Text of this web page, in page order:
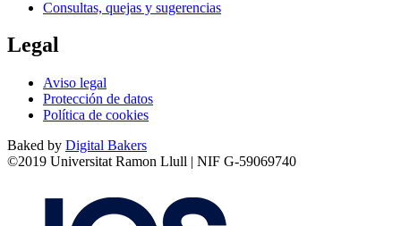
Consultas, quejas y sugerencias
Legal
Aviso legal
Protección de datos
Política de cookies
Baked by Digital Bakers
©2019 Universitat Ramon Llull | NIF G-59069740